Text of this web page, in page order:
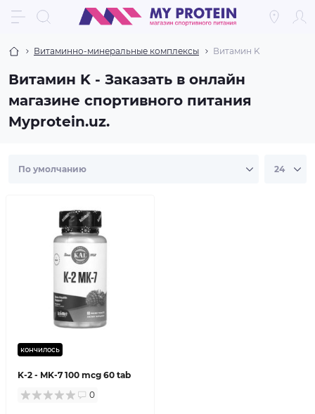
Витаминно-минеральные комплексы Витамин K
Витамин K - Заказать в онлайн
магазине спортивного питания
Myprotein.uz.
кончилось
K-2 - MK-7 100 mcg 60 tab
0